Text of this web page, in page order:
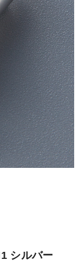
シルバー